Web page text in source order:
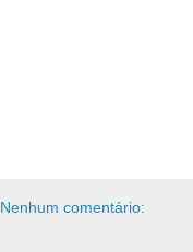
Nenhum comentário: